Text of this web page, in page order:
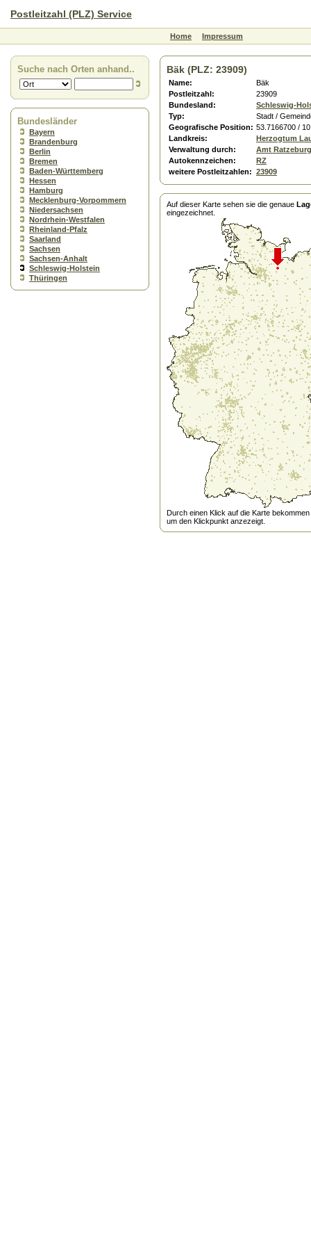
Postleitzahl (PLZ) Service
Home Impressum
Suche nach Orten anhand..
Bundesländer
Bayern
Brandenburg
Berlin
Bremen
Baden-Württemberg
Hessen
Hamburg
Mecklenburg-Vorpommern
Niedersachsen
Nordrhein-Westfalen
Rheinland-Pfalz
Saarland
Sachsen
Sachsen-Anhalt
Schleswig-Holstein
Thüringen
Bäk (PLZ: 23909)
Name:
Bäk
Postleitzahl:
23909
Bundesland:
Schleswig-
Typ:
Stadt /
Geografische Position: 53.7166700 /
Landkreis:
Herzogtum
Verwaltung durch:
Amt
Autokennzeichen:
RZ
weitere Postleitzahlen: 23909
Auf dieser Karte sehen sie die genaue
eingezeichnet.
Durch einen Klick auf die Karte
um den Klickpunkt anzezeigt.